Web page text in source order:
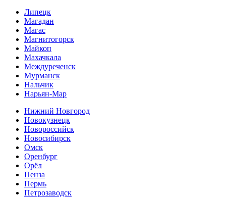
Липецк
Магадан
Магас
Магнитогорск
Майкоп
Махачкала
Междуреченск
Мурманск
Нальчик
Нарьян-Мар
Нижний Новгород
Новокузнецк
Новороссийск
Новосибирск
Омск
Оренбург
Орёл
Пенза
Пермь
Петрозаводск